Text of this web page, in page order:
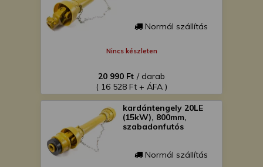
Normál szállítás
Nincs készleten
20 990 Ft / darab
( 16 528 Ft + ÁFA )
kardántengely 20LE
(15kW), 800mm,
szabadonfutós
Normál szállítás